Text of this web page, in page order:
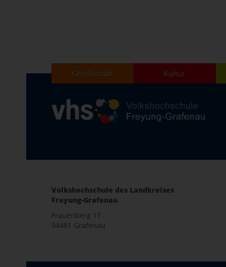
Gesellschaft Kultur
Volkshochschule des Landkreises
Freyung-Grafenau
Frauenberg 17
94481 Grafenau